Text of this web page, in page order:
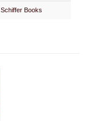
Schiffer Books